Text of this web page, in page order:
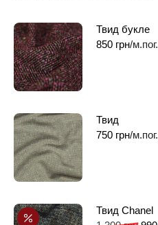
Твид букле
850 грн/м.пог.
Твид
750 грн/м.пог.
Твид Chanel